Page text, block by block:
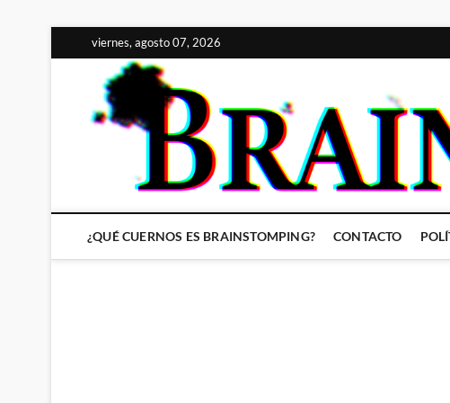
al
contenido
viernes, agosto 07, 2026
¿QUÉ CUERNOS ES BRAINSTOMPING? CONTACTO